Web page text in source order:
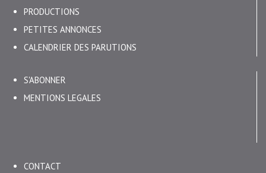
PRODUCTIONS
PETITES ANNONCES
CALENDRIER DES PARUTIONS
S'ABONNER
MENTIONS LEGALES
CONTACT